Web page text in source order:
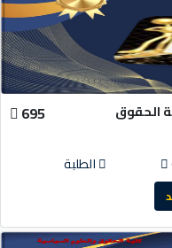
الحقوق
695
الطلبة